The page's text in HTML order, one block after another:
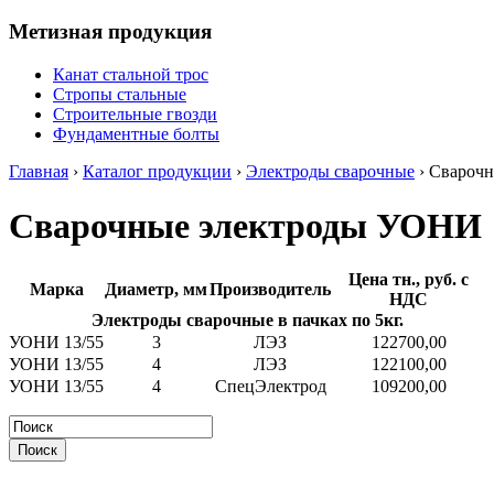
Метизная продукция
Канат стальной трос
Стропы стальные
Строительные гвозди
Фундаментные болты
Главная › Каталог продукции › Электроды сварочные ›
Сварочные электроды УОНИ
Марка Диаметр, ммПроизводитель
Цена тн., руб. с
НДС
Электроды сварочные в пачках по 5кг.
УОНИ 13/55
3 ЛЭЗ
122700,00
УОНИ 13/55
4 ЛЭЗ
122100,00
УОНИ 13/55
4 СпецЭлектрод 109200,00
Поиск